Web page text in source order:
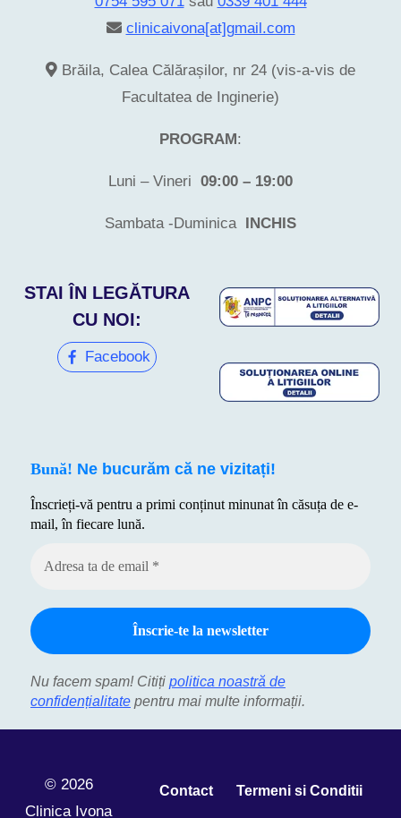
clinicaivona[at]gmail.com
Brăila, Calea Călărașilor, nr 24 (vis-a-vis de
Facultatea de Inginerie)
PROGRAM :
Luni – Vineri 09:00 – 19:00
Sambata -Duminica INCHIS
STAI ÎN LEGĂTURA
CU NOI:
Facebook
Bună! Ne bucurăm că ne vizitați!
Înscrieți-vă pentru a primi conținut minunat în căsuța de e-
mail, în fiecare lună.
Nu facem spam! Citiți politica noastră de
confidențialitate pentru mai multe informații.
© 2026
Clinica Ivona
Contact Termeni si Conditii